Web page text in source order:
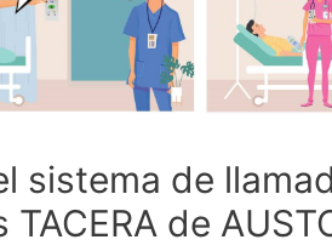
sistema de
de